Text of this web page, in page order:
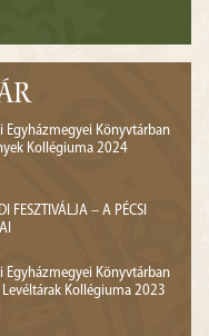
Egyházmegyei Könyvtárban
Kollégiuma 2024
FESZTIVÁLJA – A PÉCSI
Egyházmegyei Könyvtárban
Kollégiuma 2023